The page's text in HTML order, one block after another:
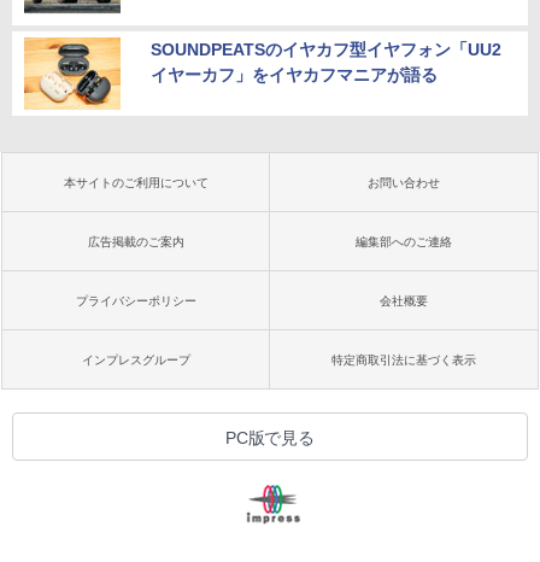
SOUNDPEATSのイヤカフ型イヤフォン「UU2
イヤーカフ」をイヤカフマニアが語る
本サイトのご利用について お問い合わせ
広告掲載のご案内 編集部へのご連絡
プライバシーポリシー 会社概要
インプレスグループ 特定商取引法に基づく表示
PC版で見る